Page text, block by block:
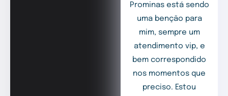
Prominas está sendo
uma benção para
mim, sempre um
atendimento vip, e
bem correspondido
nos momentos que
preciso. Estou